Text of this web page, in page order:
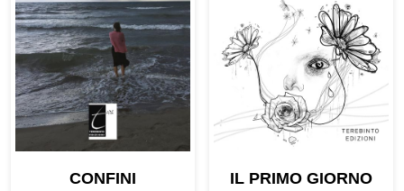
CONFINI IL PRIMO GIORNO